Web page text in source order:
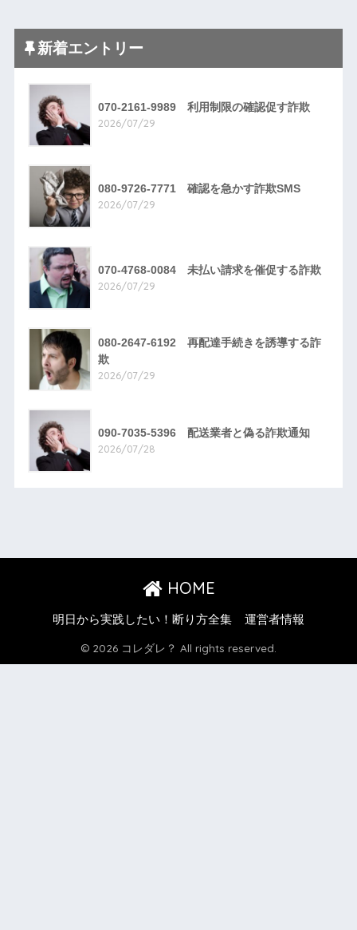
新着エントリー
070-2161-9989 利用制限の確認促す詐欺
2026/07/29
080-9726-7771 確認を急かす詐欺SMS
2026/07/29
070-4768-0084 未払い請求を催促する詐欺
2026/07/29
080-2647-6192 再配達手続きを誘導する詐
欺
2026/07/29
090-7035-5396 配送業者と偽る詐欺通知
2026/07/28
HOME
明日から実践したい！断り方全集 運営者情報
© 2026 コレダレ？ All rights reserved.